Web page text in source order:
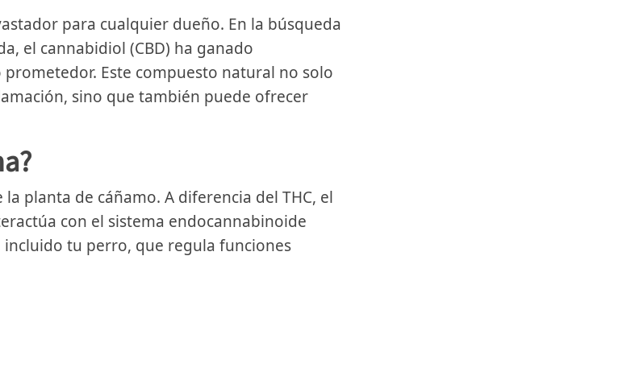
para cualquier dueño. En la búsqueda
el cannabidiol (CBD) ha ganado
Este compuesto natural no solo
sino que también puede ofrecer
planta de cáñamo. A diferencia del THC, el
con el sistema endocannabinoide
incluido tu perro, que regula funciones